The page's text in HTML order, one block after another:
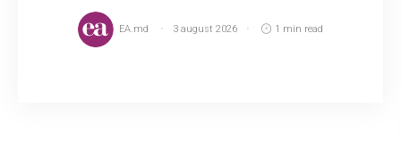
EA.md 3 august 2026 1 min read